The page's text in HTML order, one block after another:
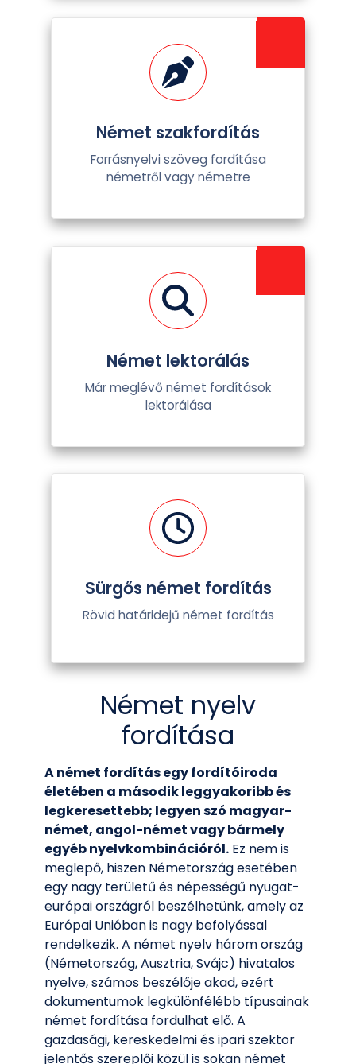
Német szakfordítás
Forrásnyelvi szöveg fordítása
németről vagy németre
Német lektorálás
Már meglévő német fordítások
lektorálása
Sürgős német fordítás
Rövid határidejű német fordítás
Német nyelv
fordítása
A német fordítás egy fordítóiroda
életében a második leggyakoribb és
legkeresettebb; legyen szó magyar-
német, angol-német vagy bármely
egyéb nyelvkombinációról. Ez nem is
meglepő, hiszen Németország esetében
egy nagy területű és népességű nyugat-
európai országról beszélhetünk, amely az
Európai Unióban is nagy befolyással
rendelkezik. A német nyelv három ország
(Németország, Ausztria, Svájc) hivatalos
nyelve, számos beszélője akad, ezért
dokumentumok legkülönfélébb típusainak
német fordítása fordulhat elő. A
gazdasági, kereskedelmi és ipari szektor
jelentős szereplői közül is sokan német